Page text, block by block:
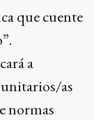
que cuente
a
as
normas